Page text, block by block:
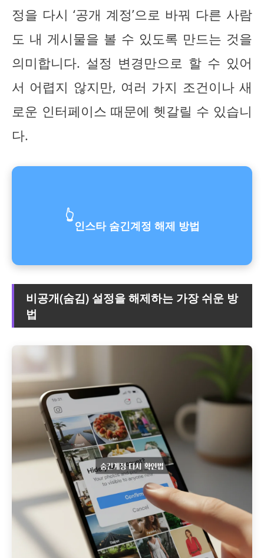
정을 다시 ‘공개 계정’으로 바꿔 다른 사람
도 내 게시물을 볼 수 있도록 만드는 것을
의미합니다. 설정 변경만으로 할 수 있어
서 어렵지 않지만, 여러 가지 조건이나 새
로운 인터페이스 때문에 헷갈릴 수 있습니
다.
👆
인스타 숨긴계정 해제 방법
비공개(숨김) 설정을 해제하는 가장 쉬운 방
법